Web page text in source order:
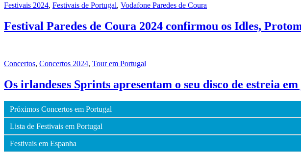
Festivais 2024, Festivais de Portugal, Vodafone Paredes de Coura
Festival Paredes de Coura 2024 confirmou os Idles,
Concertos, Concertos 2024, Tour em Portugal
Os irlandeses Sprints apresentam o seu disco de estreia
Próximos Concertos em Portugal
Lista de Festivais em Portugal
Festivais em Espanha